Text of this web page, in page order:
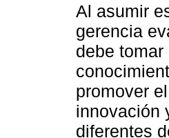
Al asumir
gerencia
debe
promover
innovación
diferentes